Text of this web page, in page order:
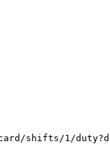
shifts/1/